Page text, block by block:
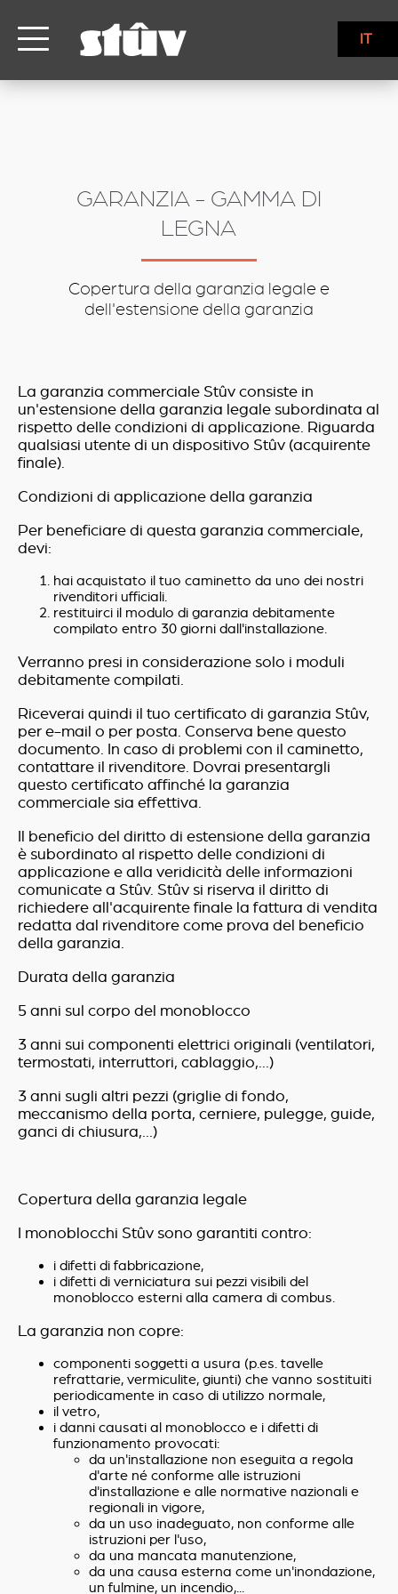
IT
GARANZIA - GAMMA DI
LEGNA
Copertura della garanzia legale e
dell'estensione della garanzia
La garanzia commerciale Stûv consiste in
un'estensione della garanzia legale subordinata al
rispetto delle condizioni di applicazione. Riguarda
qualsiasi utente di un dispositivo Stûv (acquirente
finale).
Condizioni di applicazione della garanzia
Per beneficiare di questa garanzia commerciale,
devi:
hai acquistato il tuo caminetto da uno dei nostri
rivenditori ufficiali.
restituirci il modulo di garanzia debitamente
compilato entro 30 giorni dall'installazione.
Verranno presi in considerazione solo i moduli
debitamente compilati.
Riceverai quindi il tuo certificato di garanzia Stûv,
per e-mail o per posta. Conserva bene questo
documento. In caso di problemi con il caminetto,
contattare il rivenditore. Dovrai presentargli
questo certificato affinché la garanzia
commerciale sia effettiva.
Il beneficio del diritto di estensione della garanzia
è subordinato al rispetto delle condizioni di
applicazione e alla veridicità delle informazioni
comunicate a Stûv. Stûv si riserva il diritto di
richiedere all'acquirente finale la fattura di vendita
redatta dal rivenditore come prova del beneficio
della garanzia.
Durata della garanzia
5 anni sul corpo del monoblocco
3 anni sui componenti elettrici originali (ventilatori,
termostati, interruttori, cablaggio,...)
3 anni sugli altri pezzi (griglie di fondo,
meccanismo della porta, cerniere, pulegge, guide,
ganci di chiusura,...)
Copertura della garanzia legale
I monoblocchi Stûv sono garantiti contro:
i difetti di fabbricazione,
i difetti di verniciatura sui pezzi visibili del
monoblocco esterni alla camera di combus.
La garanzia non copre:
componenti soggetti a usura (p.es. tavelle
refrattarie, vermiculite, giunti) che vanno sostituiti
periodicamente in caso di utilizzo normale,
il vetro,
i danni causati al monoblocco e i difetti di
funzionamento provocati:
da un'installazione non eseguita a regola
d'arte né conforme alle istruzioni
d'installazione e alle normative nazionali e
regionali in vigore,
da un uso inadeguato, non conforme alle
istruzioni per l'uso,
da una mancata manutenzione,
da una causa esterna come un'inondazione,
un fulmine, un incendio,...